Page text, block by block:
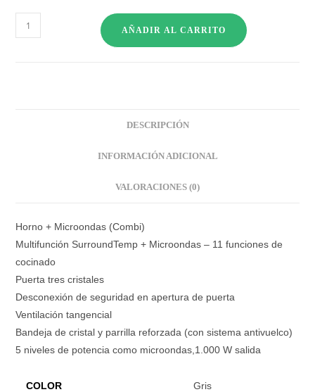
AÑADIR AL CARRITO
DESCRIPCIÓN
INFORMACIÓN ADICIONAL
VALORACIONES (0)
Horno + Microondas (Combi)
Multifunción SurroundTemp + Microondas – 11 funciones de
cocinado
Puerta tres cristales
Desconexión de seguridad en apertura de puerta
Ventilación tangencial
Bandeja de cristal y parrilla reforzada (con sistema antivuelco)
5 niveles de potencia como microondas,1.000 W salida
COLOR Gris